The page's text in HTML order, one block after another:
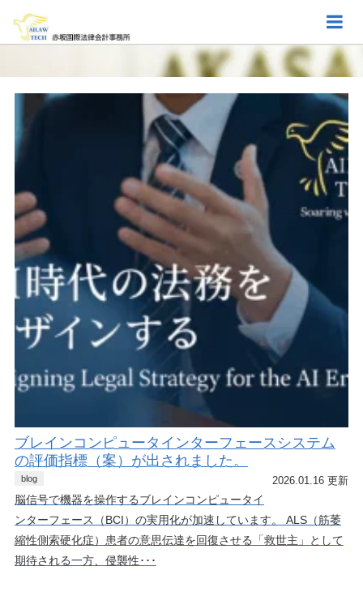
ブレインコンピュータインターフェースシステム
の評価指標（案）が出されました。
blog 2026.01.16 更新
脳信号で機器を操作するブレインコンピュータイ
ンターフェース（BCI）の実用化が加速しています。 ALS（筋萎
縮性側索硬化症）患者の意思伝達を回復させる「救世主」として
期待される一方、侵襲性･･･